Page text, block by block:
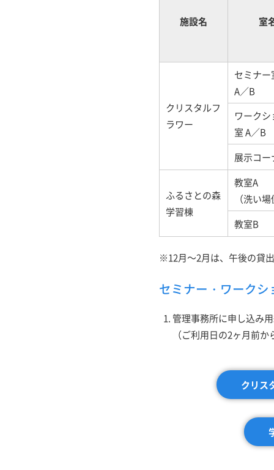
施設名 室
クリスタルフ
ラワー
セミナー
A／B
ワーク
室 A／B
展示コー
ふるさとの森
学習棟
教室A
（洗い
教室B
※12月～2月は、午後の貸
セミナー・ワーク
管理事務所に申し込み
（ご利用日の2ヶ月前
クリス